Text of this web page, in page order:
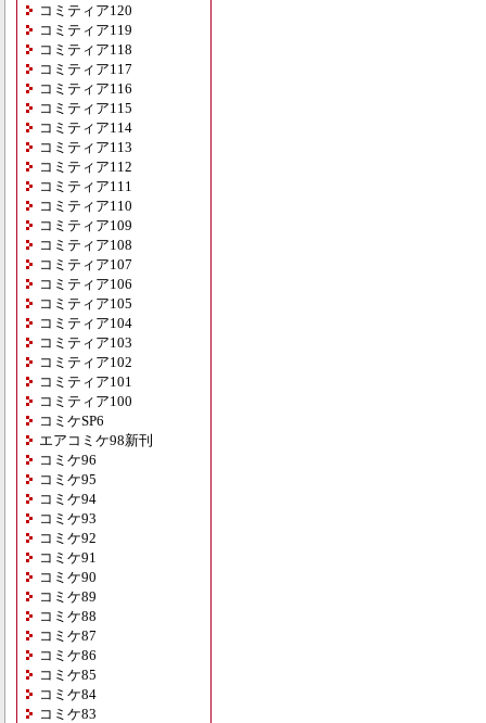
コミティア120
コミティア119
コミティア118
コミティア117
コミティア116
コミティア115
コミティア114
コミティア113
コミティア112
コミティア111
コミティア110
コミティア109
コミティア108
コミティア107
コミティア106
コミティア105
コミティア104
コミティア103
コミティア102
コミティア101
コミティア100
コミケSP6
エアコミケ98新刊
コミケ96
コミケ95
コミケ94
コミケ93
コミケ92
コミケ91
コミケ90
コミケ89
コミケ88
コミケ87
コミケ86
コミケ85
コミケ84
コミケ83